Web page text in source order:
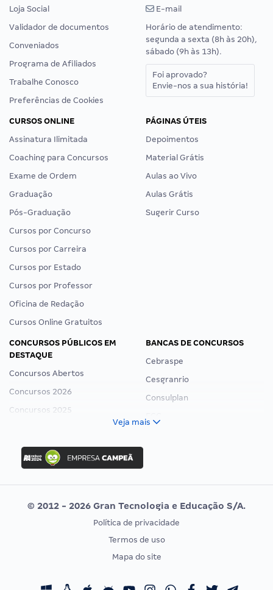
Loja Social
Validador de documentos
Conveniados
Programa de Afiliados
Trabalhe Conosco
Preferências de Cookies
E-mail
Horário de atendimento:
segunda a sexta (8h às 20h),
sábado (9h às 13h).
Foi aprovado?
Envie-nos a sua história!
CURSOS ONLINE
Assinatura Ilimitada
Coaching para Concursos
Exame de Ordem
Graduação
Pós-Graduação
Cursos por Concurso
Cursos por Carreira
Cursos por Estado
Cursos por Professor
Oficina de Redação
Cursos Online Gratuitos
PÁGINAS ÚTEIS
Depoimentos
Material Grátis
Aulas ao Vivo
Aulas Grátis
Sugerir Curso
CONCURSOS PÚBLICOS EM
DESTAQUE
Concursos Abertos
Concursos 2026
Concursos 2025
Concurso Ibama
Concurso MPU
Editais publicados
BANCAS DE CONCURSOS
Cebraspe
Cesgranrio
Consulplan
Vunesp
CONCURSOS POR PROFISSÃO
Concursos Fiscais
EXAME DE ORDEM
Calendário OAB
Veja mais
© 2012 - 2026 Gran Tecnologia e Educação S/A.
Política de privacidade
Termos de uso
Mapa do site